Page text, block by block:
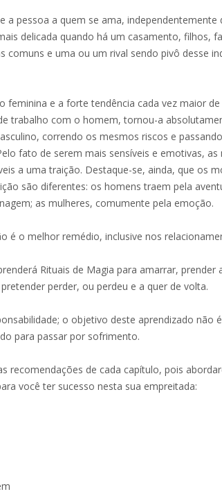
a pessoa a quem se ama, independentemente
delicada quando há um casamento, filhos,
comuns e uma ou um rival sendo pivô desse
feminina e a forte tendência cada vez maior
trabalho com o homem, tornou-a
correndo os mesmos riscos e
fato de serem mais sensíveis e emotivas, as
a uma traição. Destaque-se, ainda, que os
são diferentes: os homens traem pela
as mulheres, comumente pela emoção.
é o melhor remédio, inclusive nos
Rituais de Magia para amarrar, prender
perder, ou perdeu e a quer de volta.
o objetivo deste aprendizado não
para passar por sofrimento.
recomendações de cada capítulo, pois
você ter sucesso nesta sua empreitada: